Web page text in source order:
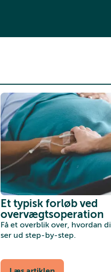
Et typisk forløb ved
overvægtsoperation
Få et overblik over, hvordan
ser ud step-by-step.